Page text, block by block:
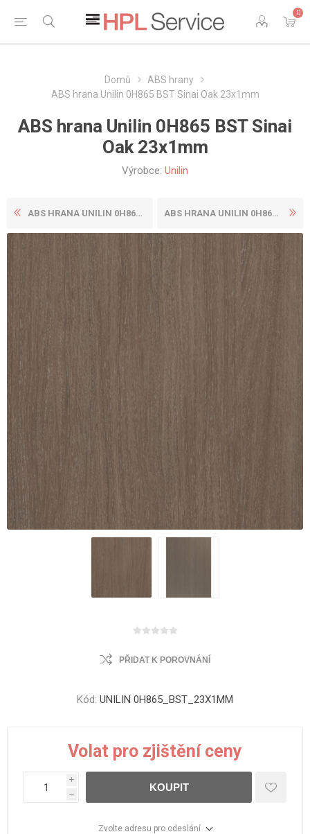
0
Domů
ABS hrany
ABS hrana Unilin 0H865 BST Sinai Oak 23x1mm
ABS hrana Unilin 0H865 BST Sinai
Oak 23x1mm
Výrobce: Unilin
ABS HRANA UNILIN 0H864 BST ... ABS HRANA UNILIN 0H865 BST ...
PŘIDAT K POROVNÁNÍ
Kód: UNILIN 0H865_BST_23X1MM
Volat pro zjištění ceny
i
h
KOUPIT
Zvolte adresu pro odeslání